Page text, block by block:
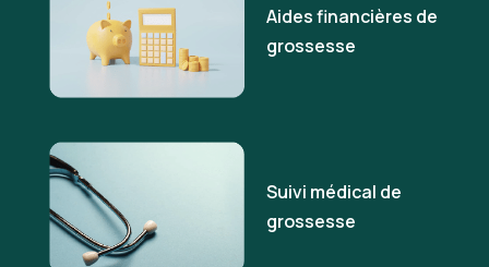
Aides financières de
grossesse
Suivi médical de
grossesse